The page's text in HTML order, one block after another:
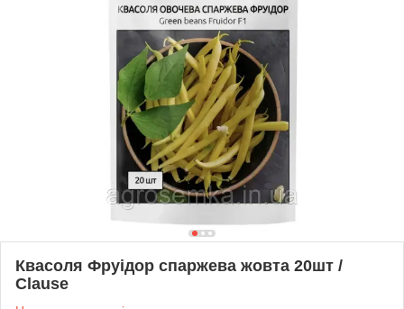
Квасоля Фруідор спаржева жовта 20шт /
Clause